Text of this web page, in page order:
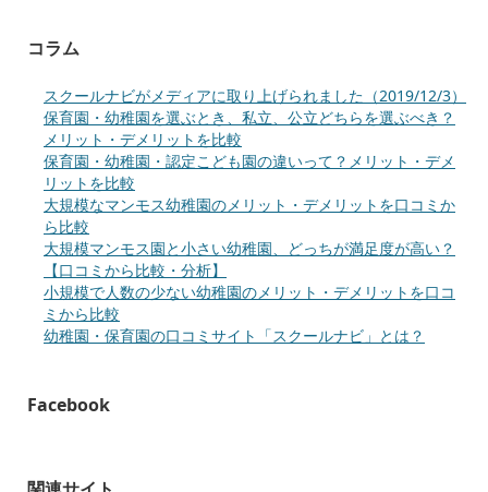
コラム
スクールナビがメディアに取り上げられました（2019/12/3）
保育園・幼稚園を選ぶとき、私立、公立どちらを選ぶべき？
メリット・デメリットを比較
保育園・幼稚園・認定こども園の違いって？メリット・デメ
リットを比較
大規模なマンモス幼稚園のメリット・デメリットを口コミか
ら比較
大規模マンモス園と小さい幼稚園、どっちが満足度が高い？
【口コミから比較・分析】
小規模で人数の少ない幼稚園のメリット・デメリットを口コ
ミから比較
幼稚園・保育園の口コミサイト「スクールナビ」とは？
Facebook